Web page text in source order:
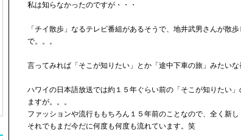
私は知らなかったのですが・・・
「チイ散歩」なるテレビ番組があるそうで、地井武男さんが散
で。。。
言ってみれば「そこが知りたい」とか「途中下車の旅」みたいな
ハワイの日本語放送では約１５年ぐらい前の「そこが知りたい
ますが。。。
ファッションや流行ももちろん１５年前のことなので、全く新し
それでもまだ今だに何度も何度も流れています。笑